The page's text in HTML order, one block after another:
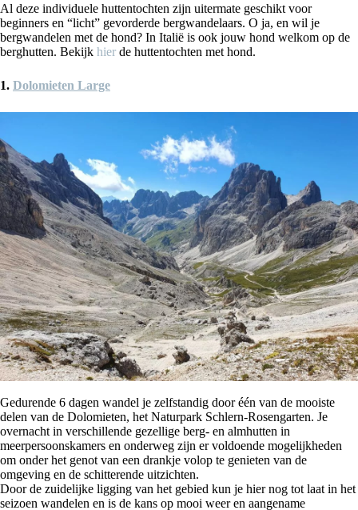
Al deze individuele huttentochten zijn uitermate geschikt voor
beginners en “licht” gevorderde bergwandelaars. O ja, en wil je
bergwandelen met de hond? In Italië is ook jouw hond welkom op de
berghutten. Bekijk hier de huttentochten met hond.
1. Dolomieten Large
Gedurende 6 dagen wandel je zelfstandig door één van de mooiste
delen van de Dolomieten, het Naturpark Schlern-Rosengarten. Je
overnacht in verschillende gezellige berg- en almhutten in
meerpersoonskamers en onderweg zijn er voldoende mogelijkheden
om onder het genot van een drankje volop te genieten van de
omgeving en de schitterende uitzichten.
Door de zuidelijke ligging van het gebied kun je hier nog tot laat in het
seizoen wandelen en is de kans op mooi weer en aangename